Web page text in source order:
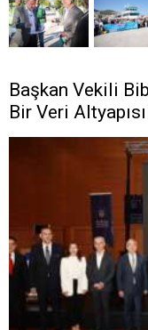
Başkan Vekili
Bir Veri